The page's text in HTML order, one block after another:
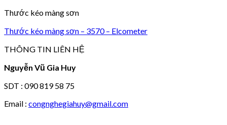
Thước kéo màng sơn
Thước kéo màng sơn – 3570 – Elcometer
THÔNG TIN LIÊN HỆ
Nguyễn Vũ Gia Huy
SDT : 090 819 58 75
Email : congnghegiahuy@gmail.com